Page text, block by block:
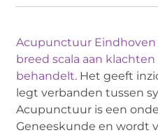
Acupunctuur Eindhoven
breed scala aan
behandelt. Het geeft
legt verbanden tussen
Acupunctuur is een
Geneeskunde en wordt